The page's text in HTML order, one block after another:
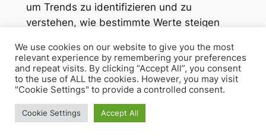
um Trends zu identifizieren und zu
verstehen, wie bestimmte Werte steigen
Prognosen und das Erkennen langfristiger
Entwicklungen.
Diese FAQ bieten einen umfassenden
Überblick und praktische Erklärungen zur
We use cookies on our website to give you the most
relevant experience by remembering your preferences
and repeat visits. By clicking “Accept All”, you consent
to the use of ALL the cookies. However, you may visit
"Cookie Settings" to provide a controlled consent.
Cookie Settings Accept All